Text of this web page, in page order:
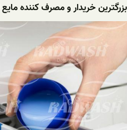
بزرگترین خریدار و مصرف کننده